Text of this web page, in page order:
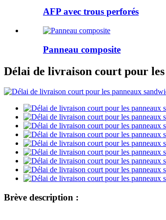
AFP avec trous perforés
Panneau composite
Délai de livraison court pour
Brève description :